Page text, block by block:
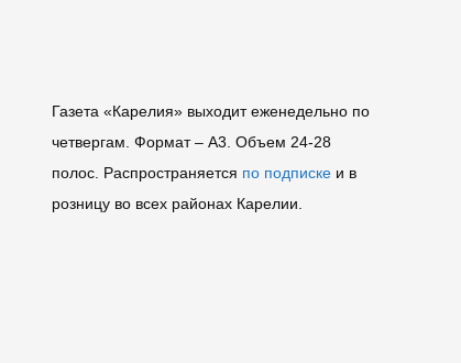
Газета «Карелия» выходит еженедельно по
четвергам. Формат – A3. Объем 24-28
полос. Распространяется по подписке и в
розницу во всех районах Карелии.